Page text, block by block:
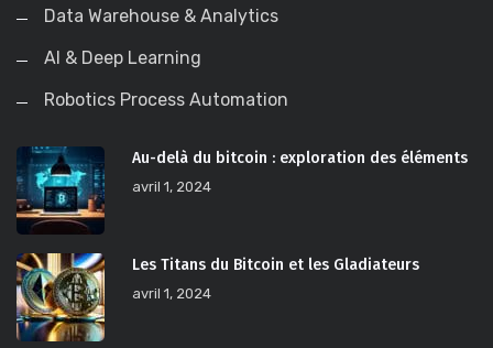
Data Warehouse & Analytics
AI & Deep Learning
Robotics Process Automation
Au-delà du bitcoin : exploration des éléments
avril 1, 2024
Les Titans du Bitcoin et les Gladiateurs
avril 1, 2024